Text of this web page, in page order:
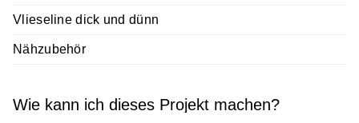
Vlieseline dick und dünn
Nähzubehör
Wie kann ich dieses Projekt machen?